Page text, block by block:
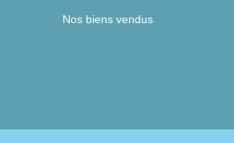
Nos biens vendus